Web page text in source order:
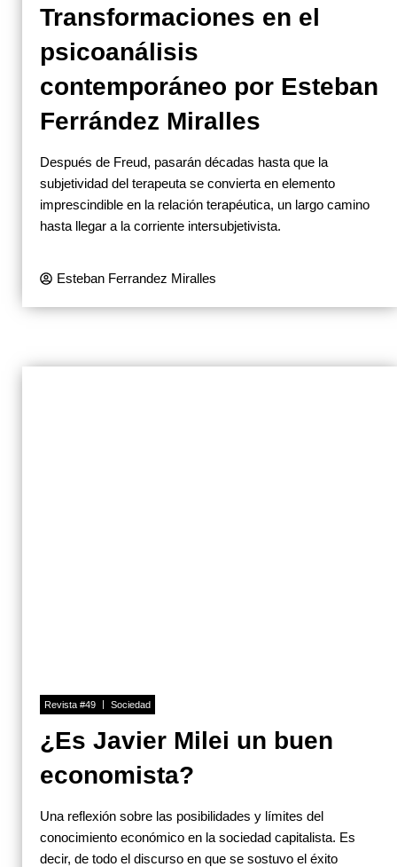
Transformaciones en el
psicoanálisis
contemporáneo por Esteban
Ferrández Miralles
Después de Freud, pasarán décadas hasta que la
subjetividad del terapeuta se convierta en elemento
imprescindible en la relación terapéutica, un largo camino
hasta llegar a la corriente intersubjetivista.
Esteban Ferrandez Miralles
Revista #49 Sociedad
¿Es Javier Milei un buen
economista?
Una reflexión sobre las posibilidades y límites del
conocimiento económico en la sociedad capitalista. Es
decir, de todo el discurso en que se sostuvo el éxito